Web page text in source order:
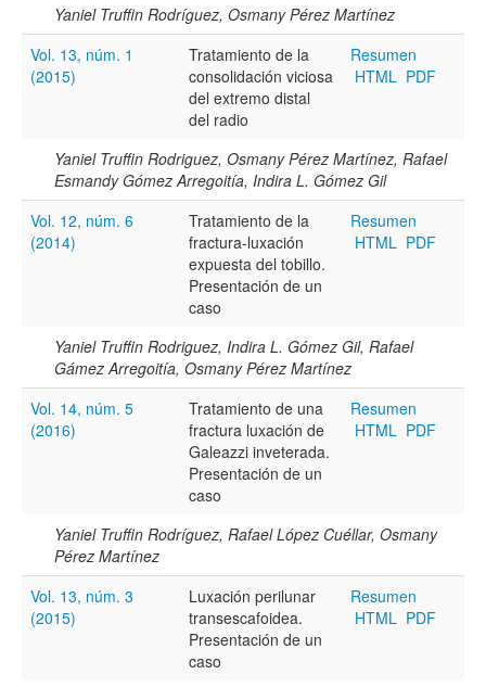
Texto completo
Archivo(s) adicional(es)
Fecha
De
Hasta
Disciplinas
Yaniel Truffin Rodríguez, Osmany Pérez Martínez
Vol. 13, núm. 1
(2015)
Tratamiento de la
consolidación viciosa
del extremo distal
del radio
Resumen
HTML PDF
Yaniel Truffin Rodriguez, Osmany Pérez Martínez, Rafael
Esmandy Gómez Arregoitía, Indira L. Gómez Gil
Vol. 12, núm. 6
(2014)
Tratamiento de la
fractura-luxación
expuesta del tobillo.
Presentación de un
caso
Resumen
HTML PDF
Yaniel Truffin Rodriguez, Indira L. Gómez Gil, Rafael
Gámez Arregoitía, Osmany Pérez Martínez
Vol. 14, núm. 5
(2016)
Tratamiento de una
fractura luxación de
Galeazzi inveterada.
Presentación de un
caso
Resumen
HTML PDF
Yaniel Truffin Rodríguez, Rafael López Cuéllar, Osmany
Pérez Martínez
Vol. 13, núm. 3
(2015)
Luxación perilunar
transescafoidea.
Presentación de un
caso
Resumen
HTML PDF